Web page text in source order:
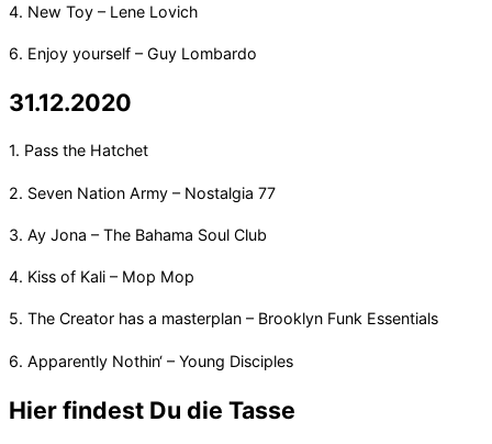
4. New Toy – Lene Lovich
6. Enjoy yourself – Guy Lombardo
31.12.2020
1. Pass the Hatchet
2. Seven Nation Army – Nostalgia 77
3. Ay Jona – The Bahama Soul Club
4. Kiss of Kali – Mop Mop
5. The Creator has a masterplan – Brooklyn Funk Essentials
6. Apparently Nothin‘ – Young Disciples
Hier findest Du die Tasse